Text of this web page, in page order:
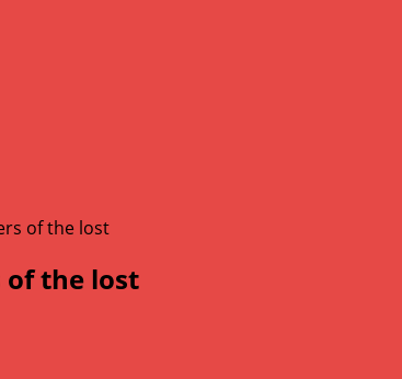
of the lost